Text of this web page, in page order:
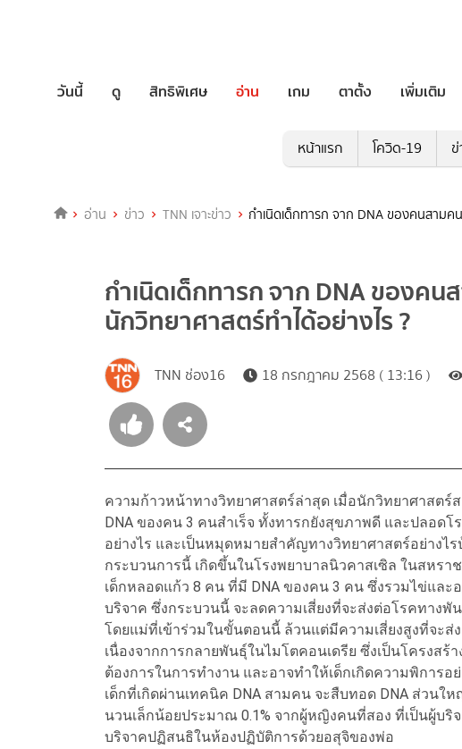
วันนี้ ดู สิทธิพิเศษ อ่าน เกม ตาตั้ง เพิ่มเติม
หน้าแรก โควิด-19
อ่าน ข่าว TNN เจาะข่าว กำเนิดเด็กทารก จาก DNA ของคนสาม
กำเนิดเด็กทารก จาก DNA ของค
นักวิทยาศาสตร์ทำได้อย่างไร ?
TNN ช่อง16 18 กรกฎาคม 2568 ( 13:16 )
ความก้าวหน้าทางวิทยาศาสตร์ล่าสุด เมื่อนักวิทยาศาสตร์
DNA ของคน 3 คนสำเร็จ ทั้งทารกยังสุขภาพดี และปลอด
อย่างไร และเป็นหมุดหมายสำคัญทางวิทยาศาสตร์อย่างไร
กระบวนการนี้ เกิดขึ้นในโรงพยาบาลนิวคาสเซิล ในสหร
เด็กหลอดแก้ว 8 คน ที่มี DNA ของคน 3 คน ซึ่งรวมไข่แล
บริจาค ซึ่งกระบวนนี้ จะลดความเสี่ยงที่จะส่งต่อโรคทาง
โดยแม่ที่เข้าร่วมในขั้นตอนนี้ ล้วนแต่มีความเสี่ยงสูงที่จะ
เนื่องจากการกลายพันธุ์ในไมโตคอนเดรีย ซึ่งเป็นโครงสร้
ต้องการในการทํางาน และอาจทำให้เด็กเกิดความพิการ
เด็กที่เกิดผ่านเทคนิค DNA สามคน จะสืบทอด DNA ส่วนใ
นวนเล็กน้อยประมาณ 0.1% จากผู้หญิงคนที่สอง ที่เป็นผู้บ
บริจาคปฏิสนธิในห้องปฏิบัติการด้วยอสุจิของพ่อ